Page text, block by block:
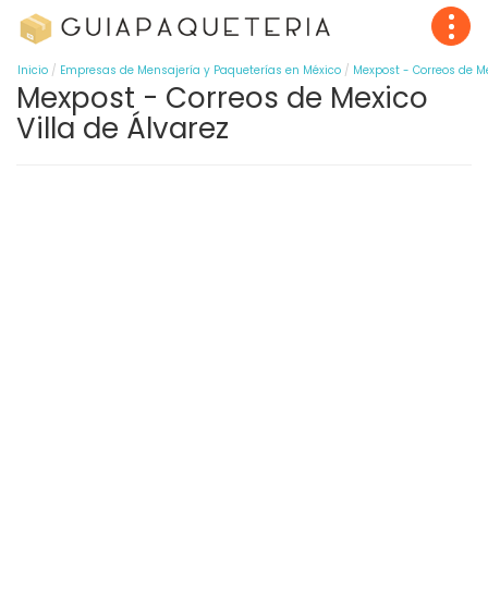
Inicio Empresas de Mensajería y Paqueterías en México Mexpost - Correos de
Mexpost - Correos de Mexico
Villa de Álvarez